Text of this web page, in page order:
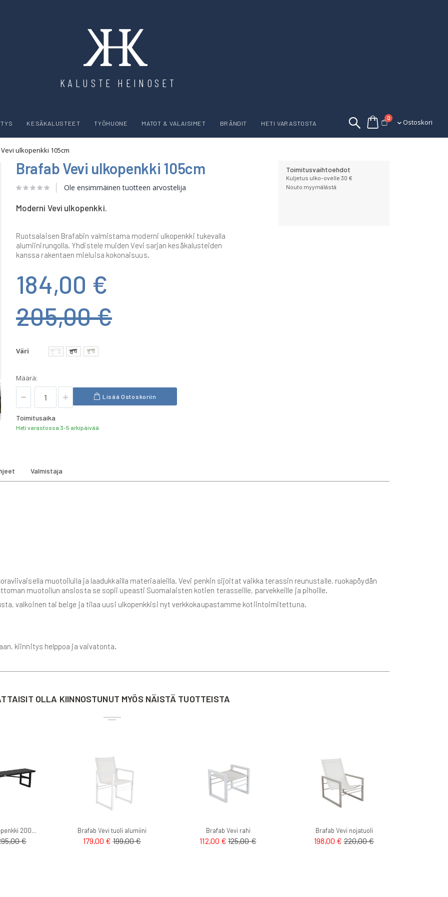
KALUSTE HEINOSET
Ostoskori
0tuotettaOstoskori
KESÄKALUSTEET TYÖHUONE MATOT & VALAISIMET BRÄNDIT HETI VARASTOSTA
ulkopenkki 105cm
Brafab Vevi ulkopenkki 105cm
Ole ensimmäinen tuotteen arvostelija
Moderni Vevi ulkopenkki.
Ruotsalaisen Brafabin valmistama moderni ulkopenkki tukevalla
alumiinirungolla. Yhdistele muiden Vevi sarjan kesäkalusteiden
kanssa rakentaen mieluisa kokonaisuus.
184,00 €
205,00 €
Väri
Määrä:
Lisää Ostoskoriin
Toimitusaika
Heti varastossa 3-5 arkipäivää
Toimitusvaihtoehdot
Kuljetus ulko-ovelle 30 €
Nouto myymälästä
muotoilulla ja laadukkailla materiaaleilla. Vevi penkin sijoitat vaikka terassin reunustalle, ruokapöydän
muotoilun ansiosta se sopii upeasti Suomalaisten kotien terasseille, parvekkeille ja pihoille.
valkoinen tai beige ja tilaa uusi ulkopenkkisi nyt verkkokaupastamme kotiintoimitettuna.
kiinnitys helppoa ja vaivatonta.
Valmistaja
OLLA KIINNOSTUNUT MYÖS NÄISTÄ TUOTTEISTA
€
Brafab Vevi tuoli alumiini
179,00 € 199,00 €
Brafab Vevi rahi
112,00 € 125,00 €
Brafab Vevi nojatuoli
198,00 € 220,00 €